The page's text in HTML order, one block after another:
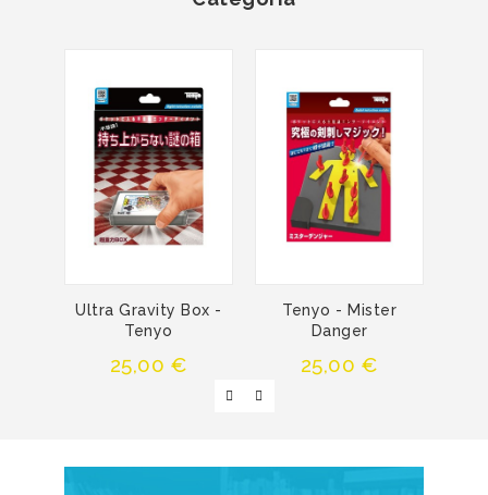
Ultra Gravity Box -
Tenyo
Precio
25,00 €
Tenyo - Mister
Danger
Precio
25,00 €